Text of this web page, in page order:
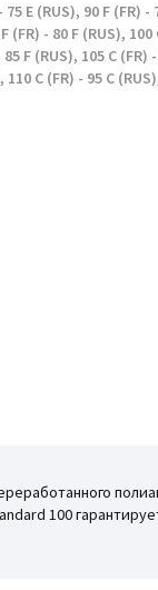
E (RUS), 90 F (FR) -
(FR) - 80 F (RUS), 100
F (RUS), 105 C (FR)
C (FR) - 95 C
100